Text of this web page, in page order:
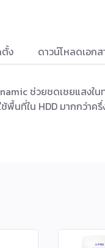
ง ดาวน์โหลดเอกส
ช่วยชดเชยแสงใ
พื้นที่ใน HDD มากกว่าครึ่